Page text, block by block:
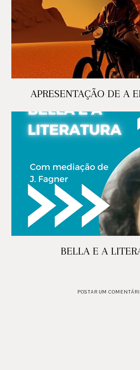
APRESENTAÇÃO DE A
BELLA E A
POSTAR UM